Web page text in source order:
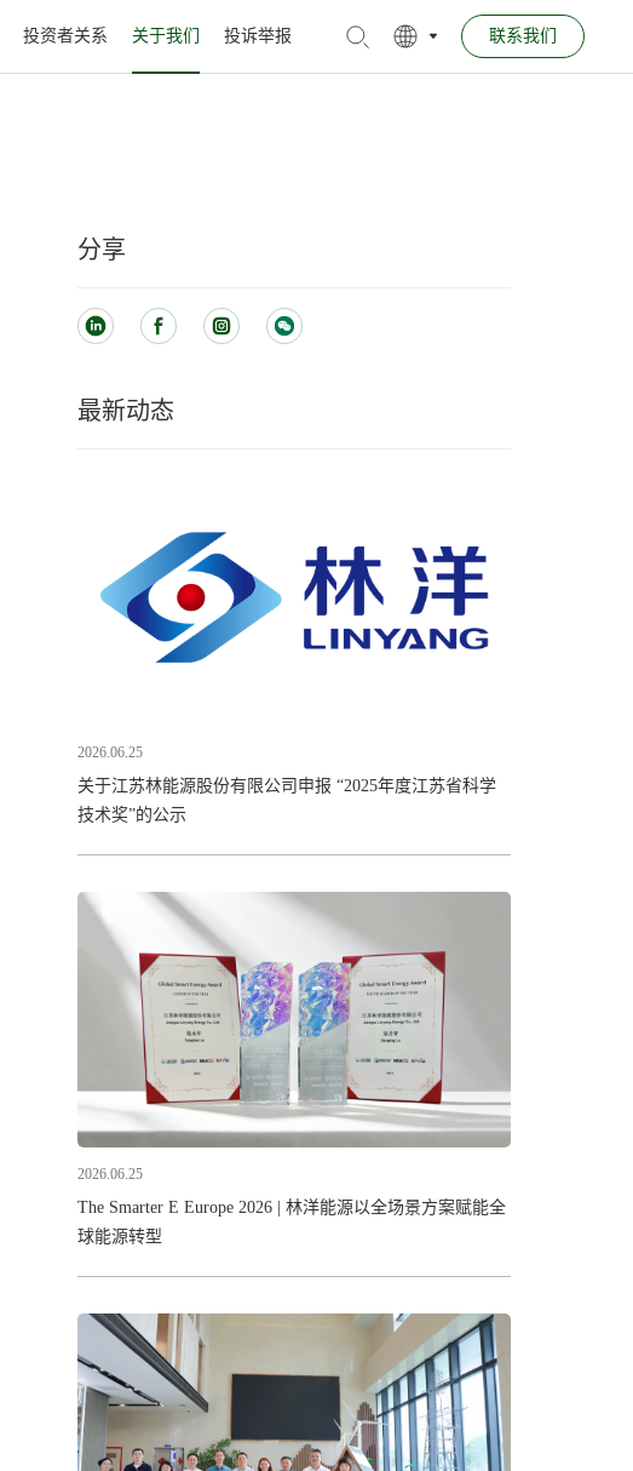
投资者关系 关于我们 投诉举报 联系我们
分享
最新动态
2026.06.25
关于江苏林能源股份有限公司申报 “2025年度江苏省科学
技术奖”的公示
2026.06.25
The Smarter E Europe 2026 | 林洋能源以全场景方案赋能全
球能源转型